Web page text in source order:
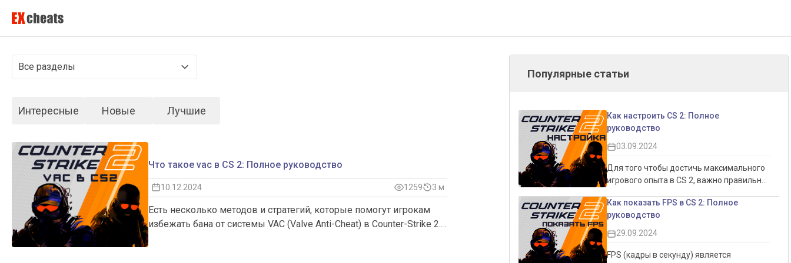
Все разделы
Интересные Новые Лучшие
Что такое vac в CS 2: Полное руководство
10.12.2024 1259 3 м
Есть несколько методов и стратегий, которые помогут игрокам
избежать бана от системы VAC (Valve Anti-Cheat) в Counter-Strike 2.
Популярные статьи
Как настроить CS 2: Полное
руководство
03.09.2024
Для того чтобы достичь максимального
игрового опыта в CS 2, важно правильно
увеличить производительность, но и
обеспечит более комфортный игровой
процесс. Настройки интерфейса, графики
восприятие игры, делая её более
Как показать FPS в CS 2: Полное
руководство
29.09.2024
FPS (кадры в секунду) является